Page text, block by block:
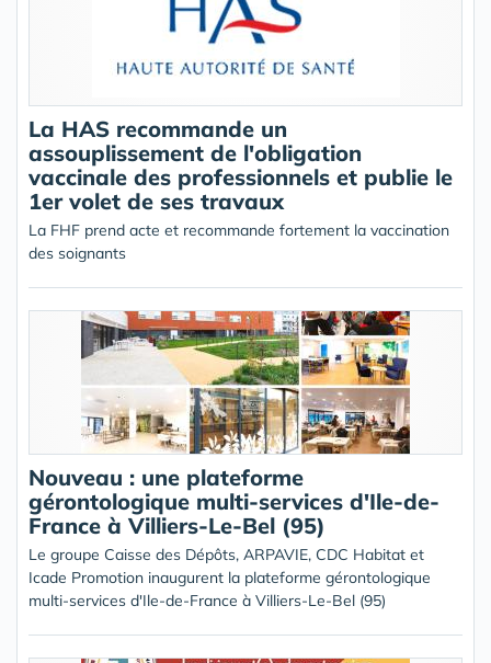
La HAS recommande un
assouplissement de l'obligation
vaccinale des professionnels et publie le
1er volet de ses travaux
La FHF prend acte et recommande fortement la vaccination
des soignants
Nouveau : une plateforme
gérontologique multi-services d'Ile-de-
France à Villiers-Le-Bel (95)
Le groupe Caisse des Dépôts, ARPAVIE, CDC Habitat et
Icade Promotion inaugurent la plateforme gérontologique
multi-services d'Ile-de-France à Villiers-Le-Bel (95)